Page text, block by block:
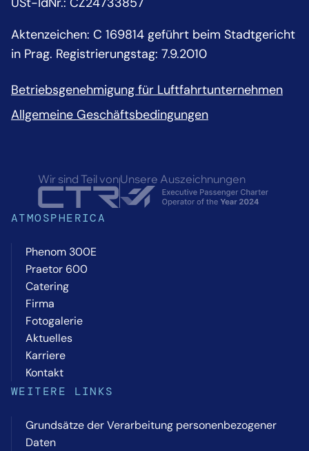
Aktenzeichen: C 169814 geführt beim Stadtgericht
in Prag. Registrierungstag: 7.9.2010
Betriebsgenehmigung für Luftfahrtunternehmen
Allgemeine Geschäftsbedingungen
Wir sind Teil vonUnsere Auszeichnungen
ATMOSPHERICA
Phenom 300E
Praetor 600
Catering
Firma
Fotogalerie
Aktuelles
Karriere
Kontakt
WEITERE LINKS
Grundsätze der Verarbeitung personenbezogener
Daten